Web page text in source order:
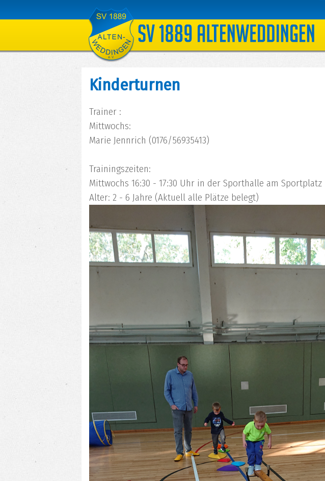
Kinderturnen
Trainer :
Mittwochs:
Marie Jennrich (0176/56935413)
Trainingszeiten:
Mittwochs 16:30 - 17:30 Uhr in der Sporthalle am Sportplatz
Alter: 2 - 6 Jahre (Aktuell alle Plätze belegt)